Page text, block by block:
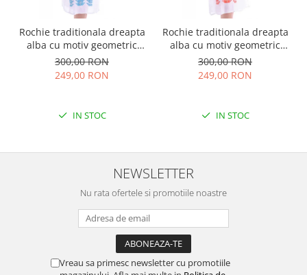
Rochie traditionala dreapta
alba cu motiv geometric
albastru Tania
300,00 RON
249,00 RON
IN STOC
Rochie traditionala dreapta
alba cu motiv geometric
rosu Doina
300,00 RON
249,00 RON
IN STOC
NEWSLETTER
Nu rata ofertele si promotiile noastre
Vreau sa primesc newsletter cu promotiile